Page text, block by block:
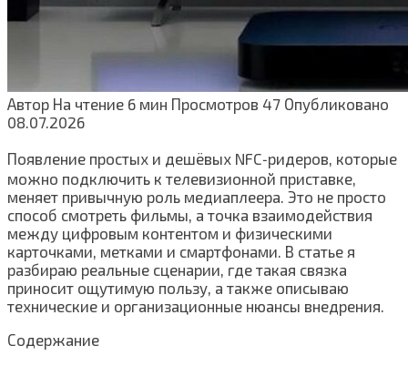
Автор На чтение 6 мин Просмотров 47 Опубликовано
08.07.2026
Появление простых и дешёвых NFC‑ридеров, которые
можно подключить к телевизионной приставке,
меняет привычную роль медиаплеера. Это не просто
способ смотреть фильмы, а точка взаимодействия
между цифровым контентом и физическими
карточками, метками и смартфонами. В статье я
разбираю реальные сценарии, где такая связка
приносит ощутимую пользу, а также описываю
технические и организационные нюансы внедрения.
Содержание